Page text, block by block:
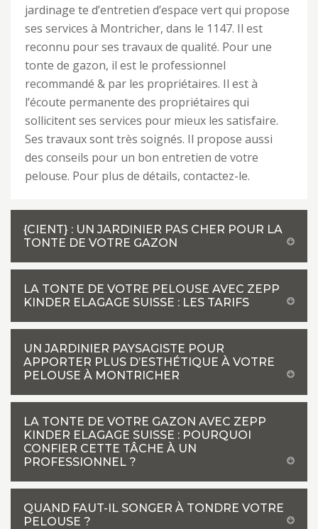
jardinage te d’entretien d’espace vert qui propose
ses services à Montricher, dans le 1147. Il est
reconnu pour ses travaux de qualité. Pour une
tonte de gazon, il est le professionnel
recommandé & par les propriétaires. Il est à
l’écoute permanente des propriétaires qui
sollicitent ses services pour mieux les satisfaire.
Ses travaux sont très soignés. Il propose aussi
des conseils pour un bon entretien de votre
pelouse. Pour plus de détails, contactez-le.
{CIENT} : UN JARDINIER PAS CHER POUR LA
TONTE DE VOTRE GAZON
LA TONTE DE VOTRE PELOUSE AVEC ZEPP
KINDER ELAGAGE SUISSE : LES TARIFS
UN JARDINIER PAYSAGISTE POUR
APPORTER PLUS D’ESTHÉTIQUE À VOTRE
PELOUSE À MONTRICHER
LA TONTE DE VOTRE GAZON AVEC ZEPP
KINDER ELAGAGE SUISSE : POURQUOI
CONFIER CETTE TÂCHE À UN
PROFESSIONNEL ?
QUAND FAUT-IL SONGER À TONDRE VOTRE
PELOUSE ?